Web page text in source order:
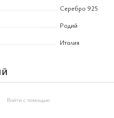
Серебро 925
Родий
Италия
Войти с помощью